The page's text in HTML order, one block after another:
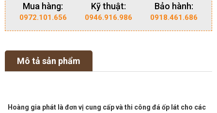
Mua hàng:
0972.101.656
Kỹ thuật:
0946.916.986
Bảo hành:
0918.461.686
Mô tả sản phẩm
Hoàng gia phát là đơn vị cung cấp và thi công đá ốp lát cho các